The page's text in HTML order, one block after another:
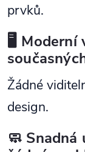
prvků.
🖥️ Moderní
Žádné
design.
🧼 Snadná